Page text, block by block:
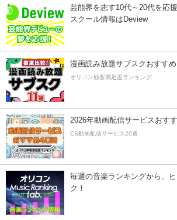
芸能界を志す10代～20代を応
スクール情報はDeview
漫画読み放題サブスクおすすめ
オリコン顧客満足度ランキング
2026年動画配信サービスおす
CS動画配信サービス20選
毎週の音楽ランキングから、
ク！